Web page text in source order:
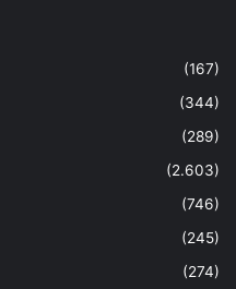
(167)
(344)
(289)
(2.603)
(746)
(245)
(274)